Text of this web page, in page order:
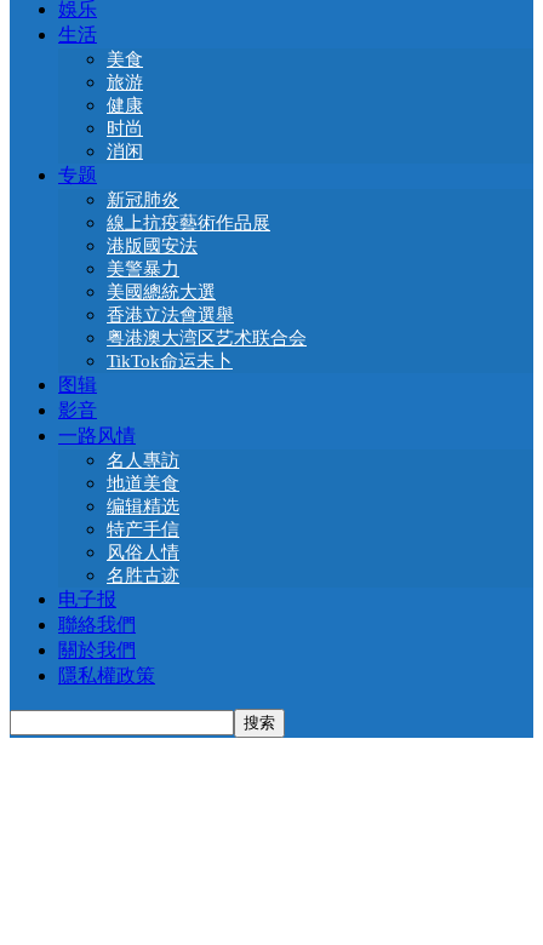
娛乐
生活
美食
旅游
健康
时尚
消闲
专题
新冠肺炎
線上抗疫藝術作品展
港版國安法
美警暴力
美國總統大選
香港立法會選舉
粤港澳大湾区艺术联合会
TikTok命运未卜
图辑
影音
一路风情
名人專訪
地道美食
编辑精选
特产手信
风俗人情
名胜古迹
电子报
聯絡我們
關於我們
隱私權政策